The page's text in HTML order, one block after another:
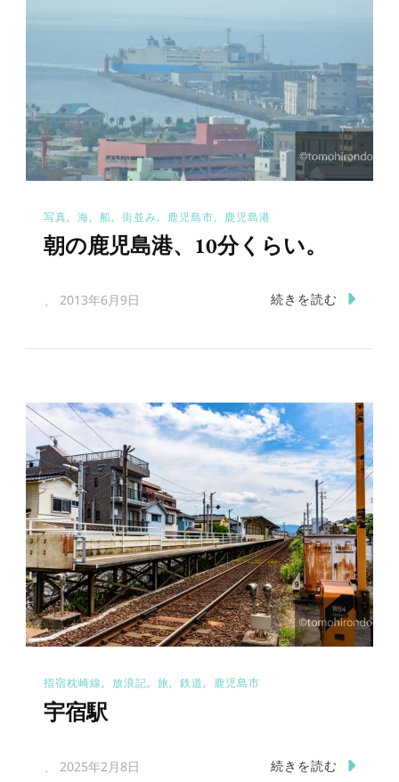
写真 海 船 街並み 鹿児島市 鹿児島港
朝の鹿児島港、10分くらい。
、 2013年6月9日 続きを読む
指宿枕崎線 放浪記 旅 鉄道 鹿児島市
宇宿駅
2025年2月8日 続きを読む